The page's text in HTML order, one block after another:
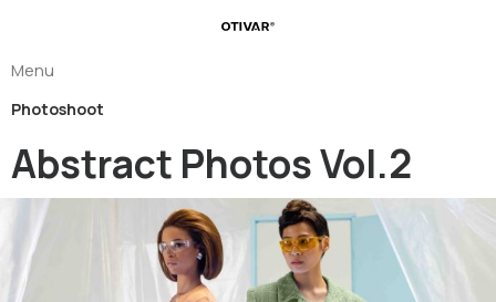
Menu
Photoshoot
Abstract Photos Vol.2